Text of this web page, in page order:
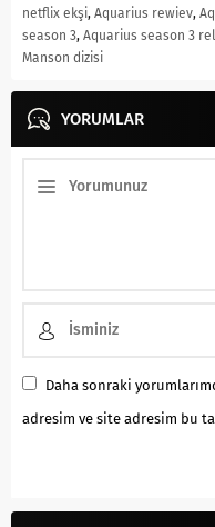
netflix ekşi, Aquarius rewiev,
season 3, Aquarius season 3
Manson dizisi
YORUMLAR
Daha sonraki
adresim ve site adresim bu